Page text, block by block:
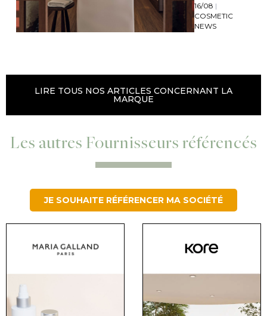
16/08 |
COSMETIC
NEWS
LIRE TOUS NOS ARTICLES CONCERNANT LA
MARQUE
Les autres Fournisseurs référencés
JE SOUHAITE RÉFÉRENCER MA SOCIÉTÉ